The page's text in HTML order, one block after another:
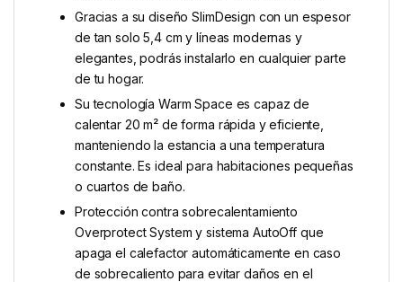
Gracias a su diseño SlimDesign con un espesor
de tan solo 5,4 cm y líneas modernas y
elegantes, podrás instalarlo en cualquier parte
de tu hogar.
Su tecnología Warm Space es capaz de
calentar 20 m² de forma rápida y eficiente,
manteniendo la estancia a una temperatura
constante. Es ideal para habitaciones pequeñas
o cuartos de baño.
Protección contra sobrecalentamiento
Overprotect System y sistema AutoOff que
apaga el calefactor automáticamente en caso
de sobrecaliento para evitar daños en el